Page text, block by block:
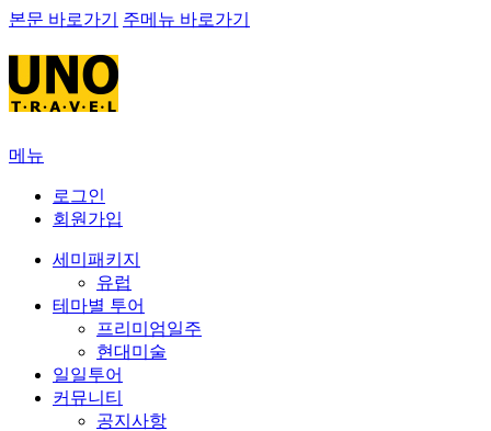
본문 바로가기 주메뉴 바로가기
메뉴
로그인
회원가입
세미패키지
유럽
테마별 투어
프리미엄일주
현대미술
일일투어
커뮤니티
공지사항